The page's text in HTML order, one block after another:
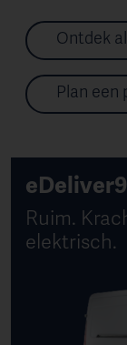
Ontdek
Plan een
eDeliver9
Ruim.
elektrisch.